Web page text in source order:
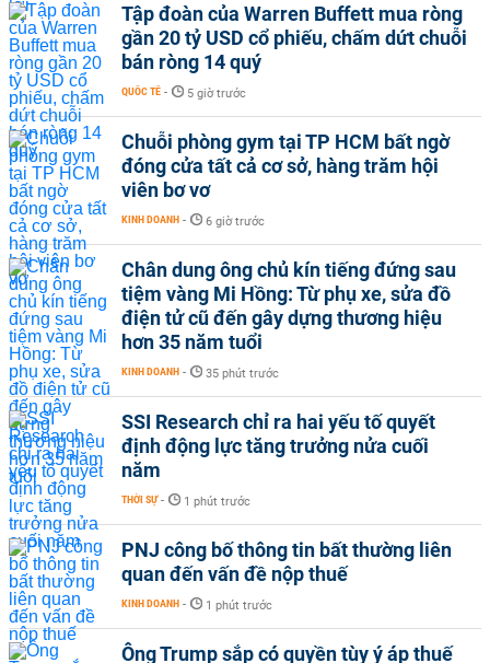
Tập đoàn của Warren Buffett mua ròng
gần 20 tỷ USD cổ phiếu, chấm dứt chuỗi
bán ròng 14 quý
QUỐC TẾ - 5 giờ trước
Chuỗi phòng gym tại TP HCM bất ngờ
đóng cửa tất cả cơ sở, hàng trăm hội
viên bơ vơ
KINH DOANH - 6 giờ trước
Chân dung ông chủ kín tiếng đứng sau
tiệm vàng Mi Hồng: Từ phụ xe, sửa đồ
điện tử cũ đến gây dựng thương hiệu
hơn 35 năm tuổi
KINH DOANH - 35 phút trước
SSI Research chỉ ra hai yếu tố quyết
định động lực tăng trưởng nửa cuối
năm
THỜI SỰ - 1 phút trước
PNJ công bố thông tin bất thường liên
quan đến vấn đề nộp thuế
KINH DOANH - 1 phút trước
Ông Trump sắp có quyền tùy ý áp thuế